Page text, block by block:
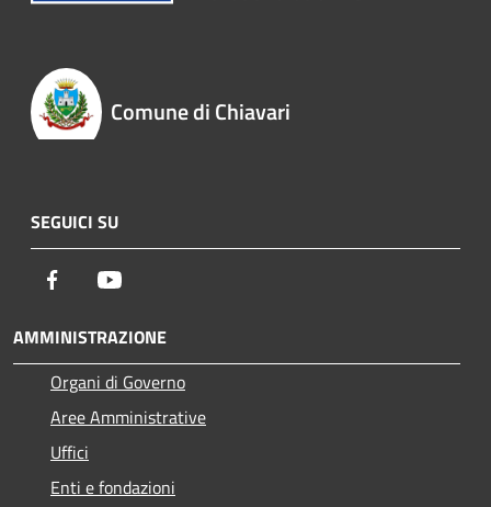
Comune di Chiavari
SEGUICI SU
Facebook
AMMINISTRAZIONE
Organi di Governo
Aree Amministrative
Uffici
Enti e fondazioni